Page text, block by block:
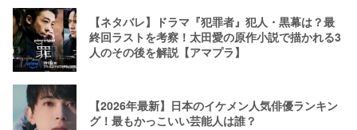
【ネタバレ】ドラマ『犯罪者』犯人・黒幕は？最
終回ラストを考察！太田愛の原作小説で描かれる3
人のその後を解説【アマプラ】
【2026年最新】日本のイケメン人気俳優ランキン
グ！最もかっこいい芸能人は誰？